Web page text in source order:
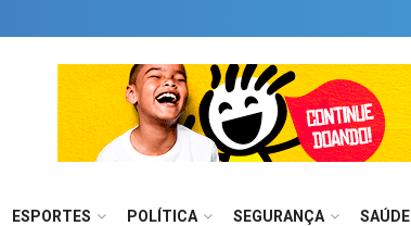
ESPORTES POLÍTICA SEGURANÇA SAÚDE